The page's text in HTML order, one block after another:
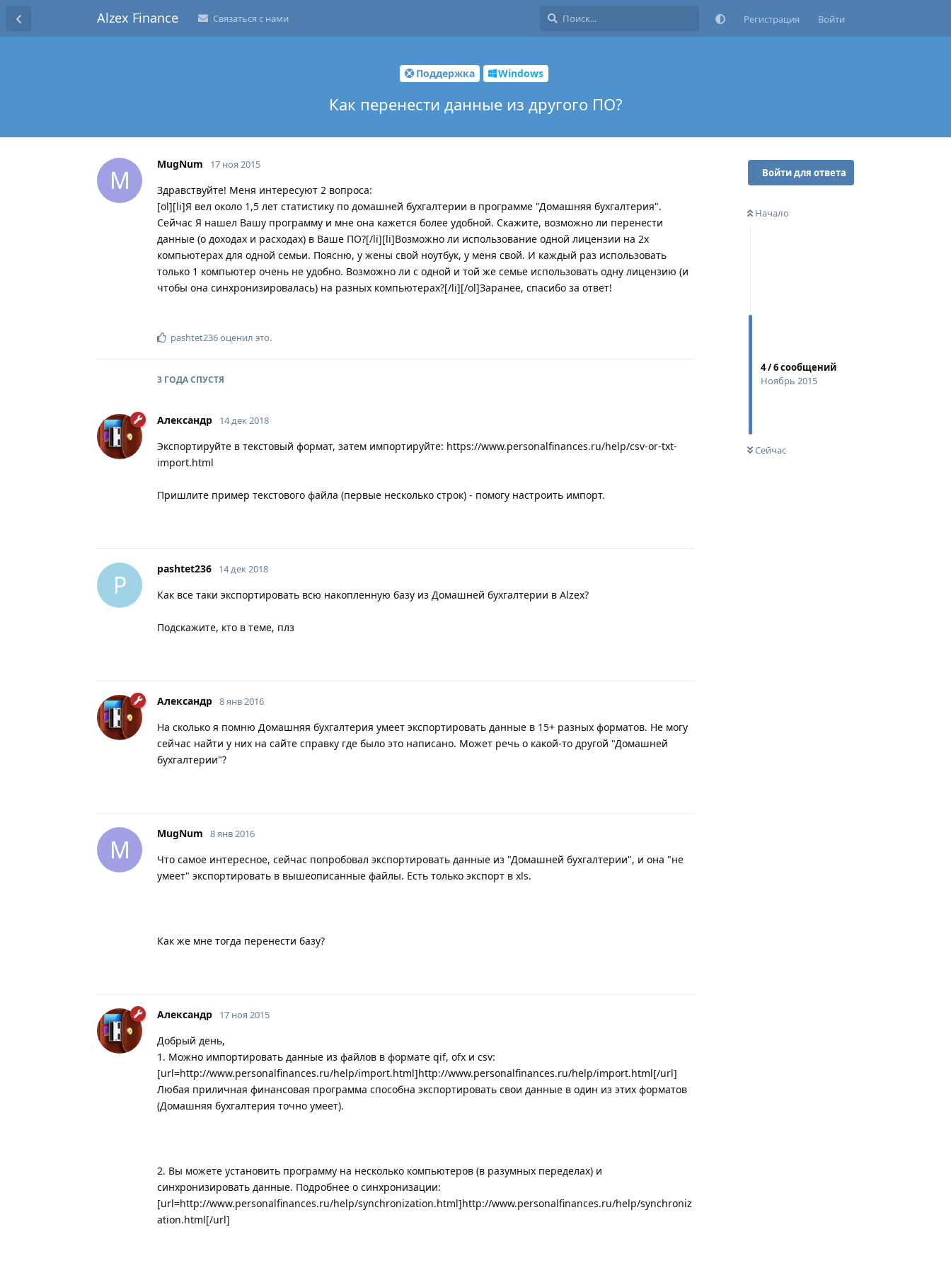
Alzex Finance Связаться с нами Регистрация Войти
Поддержка Windows
Как перенести данные из другого ПО?
Войти для ответа
Начало
4/6сообщений
Ноябрь 2015
Сейчас
M
MugNum 17 ноя 2015
Здравствуйте! Меня интересуют 2 вопроса:
[ol][li]Я вел около 1,5 лет статистику по домашней бухгалтерии в программе "Домашняя бухгалтерия".
Сейчас Я нашел Вашу программу и мне она кажется более удобной. Скажите, возможно ли перенести
данные (о доходах и расходах) в Ваше ПО?[/li][li]Возможно ли использование одной лицензии на 2х
компьютерах для одной семьи. Поясню, у жены свой ноутбук, у меня свой. И каждый раз использовать
только 1 компьютер очень не удобно. Возможно ли с одной и той же семье использовать одну лицензию (и
чтобы она синхронизировалась) на разных компьютерах?[/li][/ol]Заранее, спасибо за ответ!
pashtet236оценил это.
3 ГОДАСПУСТЯ
Александр 14 дек 2018
Экспортируйте в текстовый формат, затем импортируйте: https://www.personalfinances.ru/help/csv-or-txt-
import.html
Пришлите пример текстового файла (первые несколько строк) - помогу настроить импорт.
P
pashtet236 14 дек 2018
Как все таки экспортировать всю накопленную базу из Домашней бухгалтерии в Alzex?
Подскажите, кто в теме, плз
Александр 8 янв 2016
На сколько я помню Домашняя бухгалтерия умеет экспортировать данные в 15+ разных форматов. Не могу
сейчас найти у них на сайте справку где было это написано. Может речь о какой-то другой "Домашней
бухгалтерии"?
M
MugNum 8 янв 2016
Что самое интересное, сейчас попробовал экспортировать данные из "Домашней бухгалтерии", и она "не
умеет" экспортировать в вышеописанные файлы. Есть только экспорт в xls.
Как же мне тогда перенести базу?
Александр 17 ноя 2015
Добрый день,
1. Можно импортировать данные из файлов в формате qif, ofx и csv:
[url=http://www.personalfinances.ru/help/import.html]http://www.personalfinances.ru/help/import.html[/url]
Любая приличная финансовая программа способна экспортировать свои данные в один из этих форматов
(Домашняя бухгалтерия точно умеет).
2. Вы можете установить программу на несколько компьютеров (в разумных переделах) и
синхронизировать данные. Подробнее о синхронизации:
[url=http://www.personalfinances.ru/help/synchronization.html]http://www.personalfinances.ru/help/synchroniz
ation.html[/url]